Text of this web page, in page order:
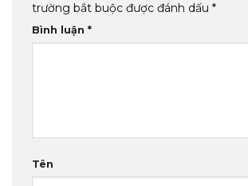
trường bắt buộc được đánh dấu *
Bình luận *
Tên